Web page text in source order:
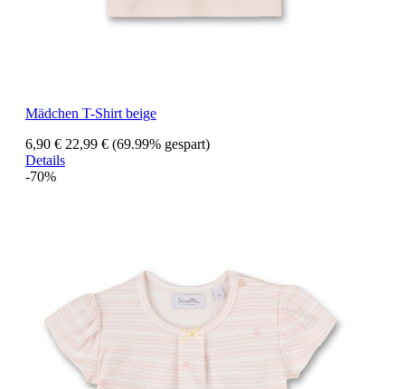
Mädchen T-Shirt beige
6,90 € 22,99 € (69.99% gespart)
Details
-70%